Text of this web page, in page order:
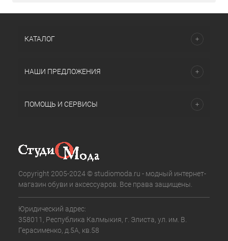
КАТАЛОГ
НАШИ ПРЕДЛОЖЕНИЯ
ПОМОЩЬ И СЕРВИСЫ
Copyright 2005-2024 © studiomoda.ru - модный интернет-
магазин обуви и аксессуаров. Все права защищены.
Юридический адрес:
358011, Республика Калмыкия, г. Элиста, ул. им. В.
Герасименко, д.5А, кв.58